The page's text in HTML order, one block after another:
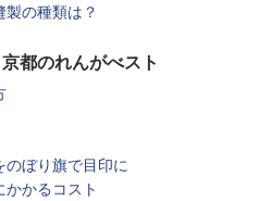
の種類は？
都のれんがべスト
のぼり旗で目印に
かるコスト